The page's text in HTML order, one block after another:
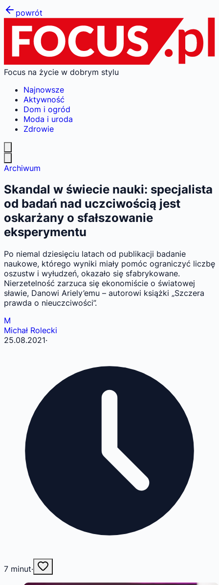
powrót
Focus na życie w dobrym stylu
Najnowsze
Aktywność
Dom i ogród
Moda i uroda
Zdrowie
Archiwum
Skandal w świecie nauki: specjalista
od badań nad uczciwością jest
oskarżany o sfałszowanie
eksperymentu
Po niemal dziesięciu latach od publikacji badanie
naukowe, którego wyniki miały pomóc ograniczyć liczbę
oszustw i wyłudzeń, okazało się sfabrykowane.
Nierzetelność zarzuca się ekonomiście o światowej
sławie, Danowi Ariely’emu – autorowi książki „Szczera
prawda o nieuczciwości”.
M
Michał Rolecki
25.08.2021·
7 minut·